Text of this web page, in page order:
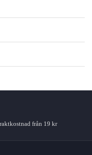
från 19 kr